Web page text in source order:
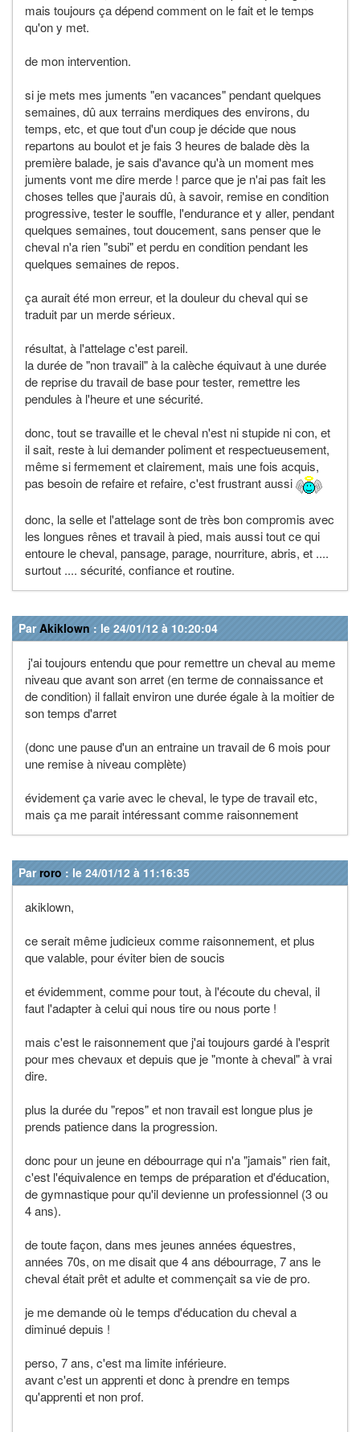
mais toujours ça dépend comment on le fait et le temps
qu'on y met.
de mon intervention.
si je mets mes juments "en vacances" pendant quelques
semaines, dû aux terrains merdiques des environs, du
temps, etc, et que tout d'un coup je décide que nous
repartons au boulot et je fais 3 heures de balade dès la
première balade, je sais d'avance qu'à un moment mes
juments vont me dire merde ! parce que je n'ai pas fait les
choses telles que j'aurais dû, à savoir, remise en condition
progressive, tester le souffle, l'endurance et y aller, pendant
quelques semaines, tout doucement, sans penser que le
cheval n'a rien "subi" et perdu en condition pendant les
quelques semaines de repos.
ça aurait été mon erreur, et la douleur du cheval qui se
traduit par un merde sérieux.
résultat, à l'attelage c'est pareil.
la durée de "non travail" à la calèche équivaut à une durée
de reprise du travail de base pour tester, remettre les
pendules à l'heure et une sécurité.
donc, tout se travaille et le cheval n'est ni stupide ni con, et
il sait, reste à lui demander poliment et respectueusement,
même si fermement et clairement, mais une fois acquis,
pas besoin de refaire et refaire, c'est frustrant aussi
donc, la selle et l'attelage sont de très bon compromis avec
les longues rênes et travail à pied, mais aussi tout ce qui
entoure le cheval, pansage, parage, nourriture, abris, et ....
surtout .... sécurité, confiance et routine.
ParAkiklown : le 24/01/12 à 10:20:04
j'ai toujours entendu que pour remettre un cheval au meme
niveau que avant son arret (en terme de connaissance et
de condition) il fallait environ une durée égale à la moitier de
son temps d'arret
(donc une pause d'un an entraine un travail de 6 mois pour
une remise à niveau complète)
évidement ça varie avec le cheval, le type de travail etc,
mais ça me parait intéressant comme raisonnement
Parroro : le 24/01/12 à 11:16:35
akiklown,
ce serait même judicieux comme raisonnement, et plus
que valable, pour éviter bien de soucis
et évidemment, comme pour tout, à l'écoute du cheval, il
faut l'adapter à celui qui nous tire ou nous porte !
mais c'est le raisonnement que j'ai toujours gardé à l'esprit
pour mes chevaux et depuis que je "monte à cheval" à vrai
dire.
plus la durée du "repos" et non travail est longue plus je
prends patience dans la progression.
donc pour un jeune en débourrage qui n'a "jamais" rien fait,
c'est l'équivalence en temps de préparation et d'éducation,
de gymnastique pour qu'il devienne un professionnel (3 ou
4 ans).
de toute façon, dans mes jeunes années équestres,
années 70s, on me disait que 4 ans débourrage, 7 ans le
cheval était prêt et adulte et commençait sa vie de pro.
je me demande où le temps d'éducation du cheval a
diminué depuis !
perso, 7 ans, c'est ma limite inférieure.
avant c'est un apprenti et donc à prendre en temps
qu'apprenti et non prof.